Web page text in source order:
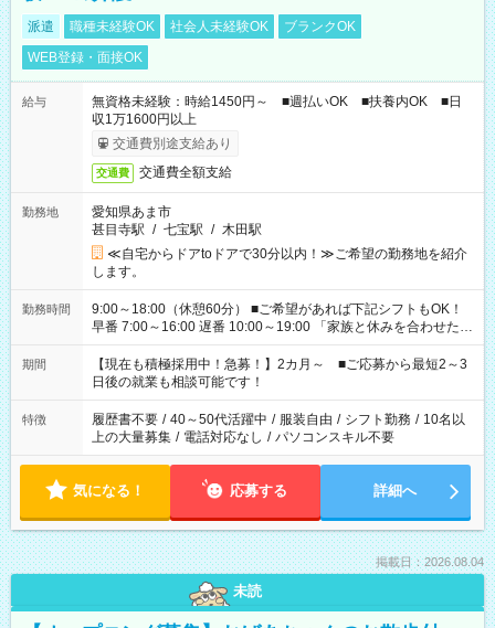
派遣 職種未経験OK 社会人未経験OK
ブランクOK
WEB登録・面接OK
給与
無資格未経験：時給1450円～ ■週払いOK ■扶養内OK ■日
収1万1600円以上
交通費別途支給あり
交通費 交通費全額支給
勤務地
愛知県あま市
甚目寺駅 / 七宝駅 / 木田駅
≪自宅からドアtoドアで30分以内！≫ご希望の勤務地を紹介
します。
勤務時間
9:00～18:00（休憩60分） ■ご希望があれば下記シフトもOK！
早番 7:00～16:00 遅番 10:00～19:00 「家族と休みを合わせた
い」 「余裕を持って夕飯の準備がしたい」 「できれば残業はし
たくない」 など、ご希望を教えてくださいね。 ※Wワーク希望
の方へ 今ご覧のお仕事で希望する勤務時間と、もう1つのお仕事
の勤務時間。 合計で週40時間を超える場合は応募できません。
期間
【現在も積極採用中！急募！】2カ月～ ■ご応募から最短2～3
日後の就業も相談可能です！
特徴 履歴書不要 / 40～50代活躍中 / 服装自由 / シフト勤務 / 10名以
上の大量募集 / 電話対応なし / パソコンスキル不要
気になる！ 応募する 詳細へ
掲載日：2026.08.04
未読